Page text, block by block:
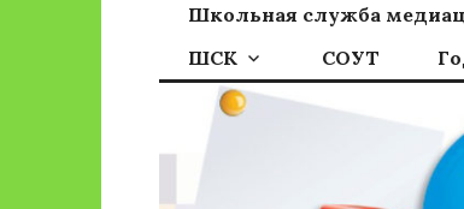
Школьная служба
ШСК
СОУТ